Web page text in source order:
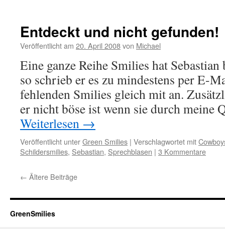
Entdeckt und nicht gefunden!
Veröffentlicht am 20. April 2008von Michael
Eine ganze Reihe Smilies hat
so schrieb er es zu mindestens per E-
fehlenden Smilies gleich mit an.
er nicht böse ist wenn sie durch
Weiterlesen →
Veröffentlicht unterGreen Smilies | Verschlagwortet mit
Schildersmilies, Sebastian, Sprechblasen | 3 Kommentare
← Ältere Beiträge
GreenSmilies